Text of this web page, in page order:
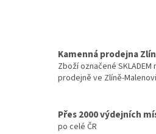
Kamenná prodejna
Zboží označené
prodejně ve Zlíně-
Přes 2000 výdejních
po celé ČR